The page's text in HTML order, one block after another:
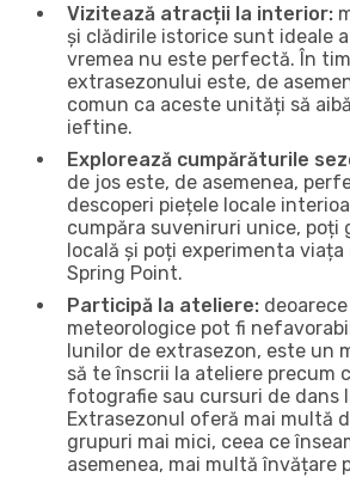
Vizitează atracții la interior:
și clădirile istorice sunt ideale
vremea nu este perfectă. În
extrasezonului este, de
comun ca aceste unități să
ieftine.
Explorează cumpărăturile
de jos este, de asemenea,
descoperi piețele locale
cumpăra suveniruri unice, poți
locală și poți experimenta
Spring Point.
Participă la ateliere:
meteorologice pot fi
lunilor de extrasezon, este un
să te înscrii la ateliere precum
fotografie sau cursuri de dans
Extrasezonul oferă mai multă
grupuri mai mici, ceea ce
asemenea, mai multă învățare